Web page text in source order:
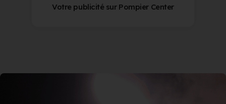
Votre publicité sur Pompier Center